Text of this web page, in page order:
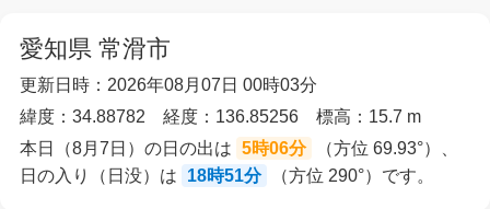
愛知県 常滑市
更新日時：2026年08月07日 00時03分
緯度：34.88782 経度：136.85256 標高：15.7 m
本日（8月7日）の日の出は 5時06分
（方位 69.93°）、
日の入り（日没）は
18時51分 （方位 290°）です。